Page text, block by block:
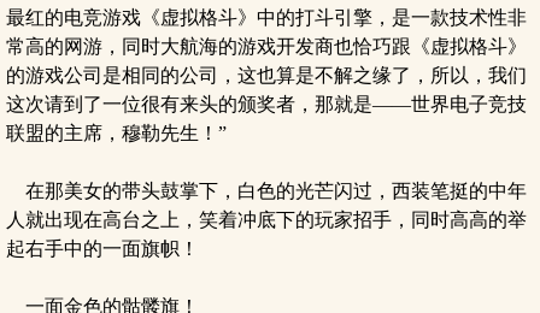
最红的电竞游戏《虚拟格斗》中的打斗引擎，是一款技术性非
常高的网游，同时大航海的游戏开发商也恰巧跟《虚拟格斗》
的游戏公司是相同的公司，这也算是不解之缘了，所以，我们
这次请到了一位很有来头的颁奖者，那就是——世界电子竞技
联盟的主席，穆勒先生！”
在那美女的带头鼓掌下，白色的光芒闪过，西装笔挺的中年
人就出现在高台之上，笑着冲底下的玩家招手，同时高高的举
起右手中的一面旗帜！
一面金色的骷髅旗！